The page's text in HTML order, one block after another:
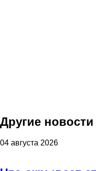
Другие новости
04 августа 2026